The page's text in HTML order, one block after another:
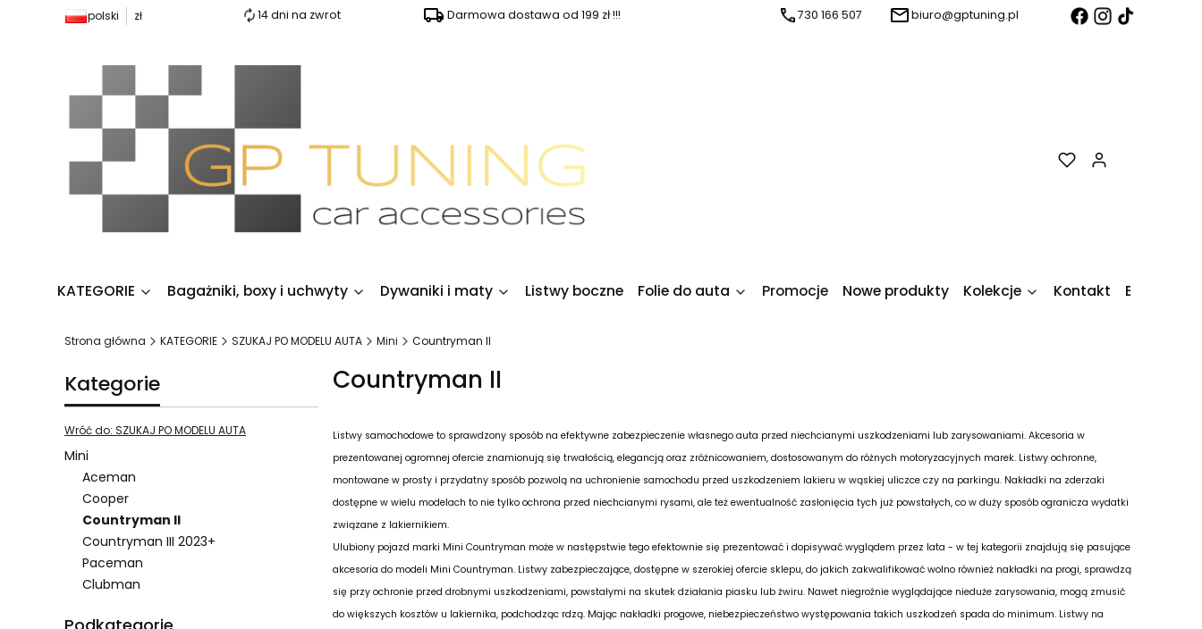
polski zł 14 dni na zwrot Darmowa dostawa od 199 zł !!! 730 166 507 biuro@gptuning.pl
KATEGORIE Bagażniki, boxy i uchwyty Dywaniki i maty Listwy boczne Folie do auta Promocje Nowe produkty Kolekcje Kontakt Blog
Strona główna KATEGORIE SZUKAJ PO MODELU AUTA Mini Countryman II
Kategorie
Wróć do: SZUKAJ PO MODELU AUTA
Mini
Aceman
Cooper
Countryman II
Countryman III 2023+
Paceman
Clubman
Countryman II
Listwy samochodowe to sprawdzony sposób na efektywne zabezpieczenie własnego auta przed niechcianymi uszkodzeniami lub zarysowaniami. Akcesoria w
prezentowanej ogromnej ofercie znamionują się trwałością, elegancją oraz zróżnicowaniem, dostosowanym do różnych motoryzacyjnych marek. Listwy ochronne,
montowane w prosty i przydatny sposób pozwolą na uchronienie samochodu przed uszkodzeniem lakieru w wąskiej uliczce czy na parkingu. Nakładki na zderzaki
dostępne w wielu modelach to nie tylko ochrona przed niechcianymi rysami, ale też ewentualność zasłonięcia tych już powstałych, co w duży sposób ogranicza wydatki
związane z lakiernikiem.
Ulubiony pojazd marki Mini Countryman może w następstwie tego efektownie się prezentować i dopisywać wyglądem przez lata - w tej kategorii znajdują się pasujące
akcesoria do modeli Mini Countryman. Listwy zabezpieczające, dostępne w szerokiej ofercie sklepu, do jakich zakwalifikować wolno również nakładki na progi, sprawdzą
się przy ochronie przed drobnymi uszkodzeniami, powstałymi na skutek działania piasku lub żwiru. Nawet niegroźnie wyglądające nieduże zarysowania, mogą zmusić
do większych kosztów u lakiernika, podchodząc rdzą. Mając nakładki progowe, niebezpieczeństwo występowania takich uszkodzeń spada do minimum. Listwy na